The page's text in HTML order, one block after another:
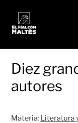
Diez
autores
Materia: Literatura